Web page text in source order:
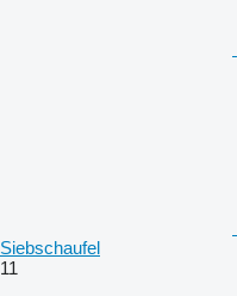
Siebschaufel
11